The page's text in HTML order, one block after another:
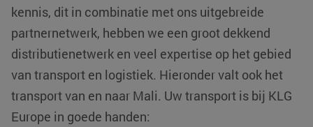
kennis, dit in combinatie met ons uitgebreide
partnernetwerk, hebben we een groot dekkend
distributienetwerk en veel expertise op het gebied
van transport en logistiek. Hieronder valt ook het
transport van en naar Mali. Uw transport is bij KLG
Europe in goede handen: